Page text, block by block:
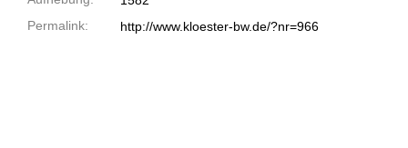
Permalink:
http://www.kloester-bw.de/?nr=966